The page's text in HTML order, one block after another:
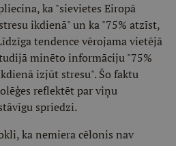
ka "sievietes Eiropā
ikdienā" un ka "75% atzīst,
tendence vērojama vietējā
minēto informāciju "75%
izjūt stresu". Šo faktu
reflektēt par viņu
spriedzi.
ka nemiera cēlonis nav